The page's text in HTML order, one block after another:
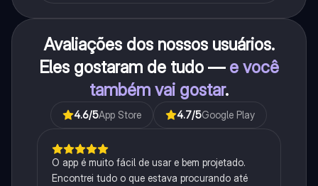
Avaliações dos nossos usuários.
Eles gostaram de tudo — e você
também vai gostar.
4.6/5App Store 4.7/5Google Play
O app é muito fácil de usar e bem projetado.
Encontrei tudo o que estava procurando até